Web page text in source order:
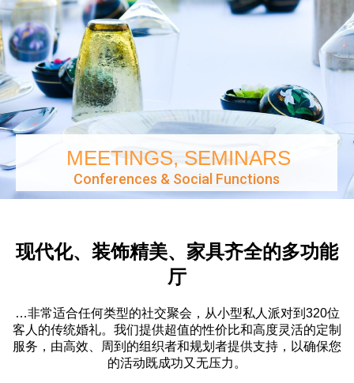
现代化、装饰精美、家具齐全的多功能
厅
…非常适合任何类型的社交聚会，从小型私人派对到320位
客人的传统婚礼。我们提供超值的性价比和高度灵活的定制
服务，由高效、周到的组织者和规划者提供支持，以确保您
的活动既成功又无压力。